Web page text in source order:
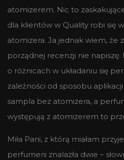
atomizerem. Nic to
dla klientów w Quality robi się
atomizera. Ja jednak wiem, że
porządnej recenzji nie napiszę.
o różnicach w układaniu się
zależności od sposobu
sampla bez atomizera, a
występują z atomizerem to
Miła Pani, z którą miałam
perfumerii znalazła dwie –